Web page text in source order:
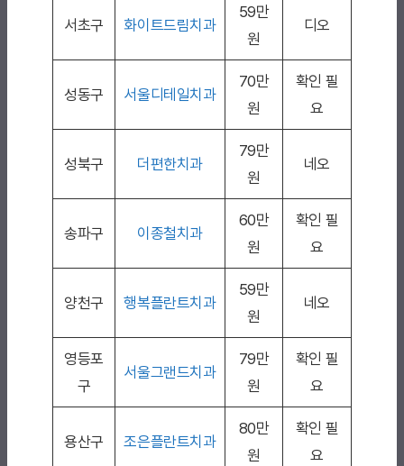
서초구 화이트드림치과
59만
원
디오
성동구 서울디테일치과
70만
원
확인 필
요
성북구 더편한치과
79만
원
네오
송파구 이종철치과
60만
원
확인 필
요
양천구 행복플란트치과
59만
원
네오
영등포
구
서울그랜드치과
79만
원
확인 필
요
용산구 조은플란트치과
80만
원
확인 필
요